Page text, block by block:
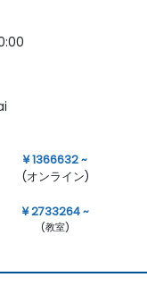
¥ 1366632 ~
(オンライン)
¥ 2733264 ~
(教室)